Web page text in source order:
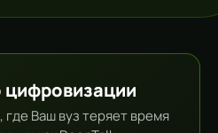
цифровизации
Ваш вуз теряет время